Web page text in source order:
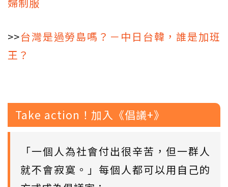
>>台灣是過勞島嗎？－中日台韓，誰是加班
王？
Take action！加入《倡議+》
「一個人為社會付出很辛苦，但一群人
就不會寂寞。」每個人都可以用自己的